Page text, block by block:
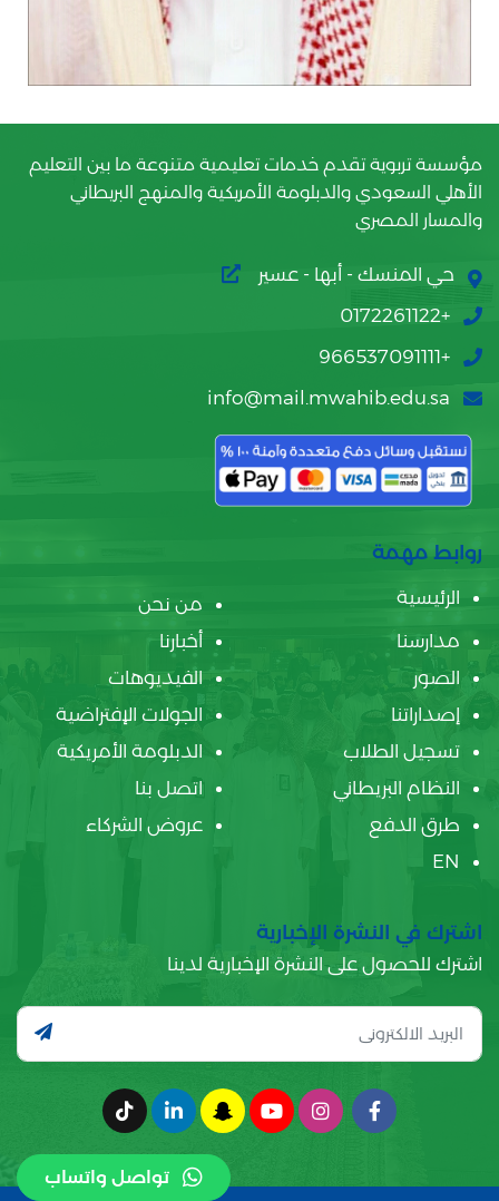
تواصل واتساب
مؤسسة تربوية تقدم خدمات تعليمية متنوعة ما بين التعليم
الأهلي السعودي والدبلومة الأمريكية والمنهج البريطاني
والمسار المصري
حي المنسك - أبها - عسير
+0172261122
+966537091111
info@mail.mwahib.edu.sa
روابط مهمة
الرئيسية
من نحن
مدارسنا
أخبارنا
الصور
الفيديوهات
إصداراتنا
الجولات الإفتراضية
تسجيل الطلاب
الدبلومة الأمريكية
النظام البريطاني
اتصل بنا
طرق الدفع
عروض الشركاء
EN
اشترك في النشرة الإخبارية
اشترك للحصول على النشرة الإخبارية لدينا